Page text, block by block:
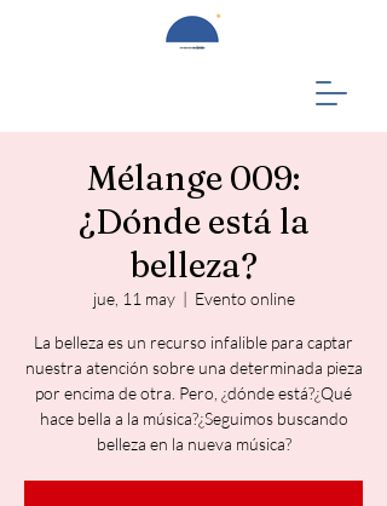
Mélange 009:
¿Dónde está la
belleza?
jue, 11 may
  |
Evento online
La belleza es un recurso infalible para captar
nuestra atención sobre una determinada pieza
por encima de otra. Pero, ¿dónde está?¿Qué
hace bella a la música?¿Seguimos buscando
belleza en la nueva música?